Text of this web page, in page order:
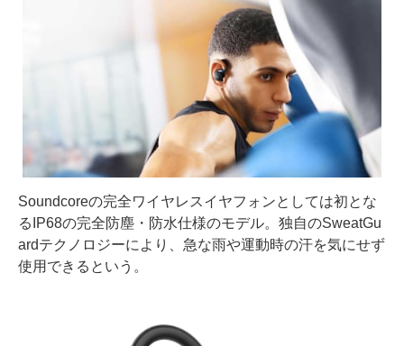
Soundcoreの完全ワイヤレスイヤフォンとしては初とな
るIP68の完全防塵・防水仕様のモデル。独自のSweatGu
ardテクノロジーにより、急な雨や運動時の汗を気にせず
使用できるという。